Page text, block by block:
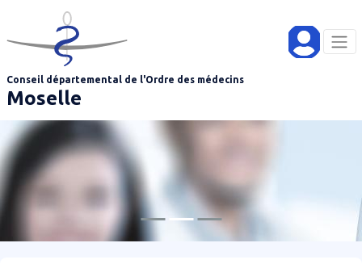
Aller au contenu principal
Conseil départemental de l'Ordre des médecins
Moselle
Panneau de gestion des cookies